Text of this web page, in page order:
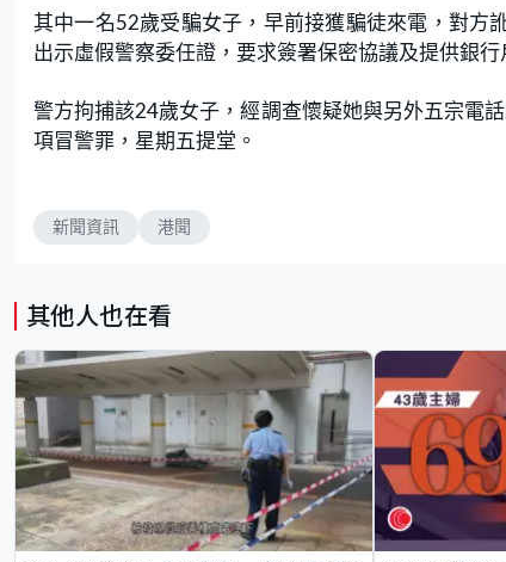
其中一名52歲受騙女子，早前接獲騙徒來電，對方
出示虛假警察委任證，要求簽署保密協議及提供銀
警方拘捕該24歲女子，經調查懷疑她與另外五宗電
項冒警罪，星期五提堂。
新聞資訊 港聞
其他人也在看